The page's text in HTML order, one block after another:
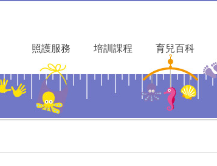
照護服務 培訓課程 育兒百科